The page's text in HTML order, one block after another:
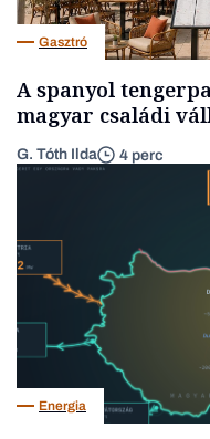
Gasztró
A spanyol
magyar családi
G. Tóth Ilda 4 perc
Energia